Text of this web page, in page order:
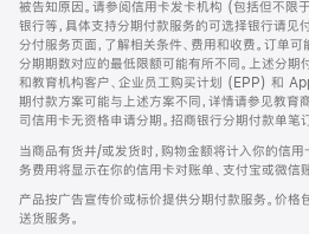
被告知原因。请参阅信用卡发卡机构 (包括但不限
银行等，具体支持分期付款服务的可选择银行请见
分付服务页面，了解相关条件、费用和收费。订单
分期期数对应的最低限额可能有所不同。上述分期
和教育机构客户、企业员工购买计划 (EPP) 和
期付款方案可能与上述方案不同，详情请参见教育
司信用卡无资格申请分期。招商银行分期付款单
当商品有货并/或发货时，购物金额将计入你的信用
务费用将显示在你的信用卡对账单、支付宝或微信
产品按广告宣传价或标价提供分期付款服务。价格
送货服务。